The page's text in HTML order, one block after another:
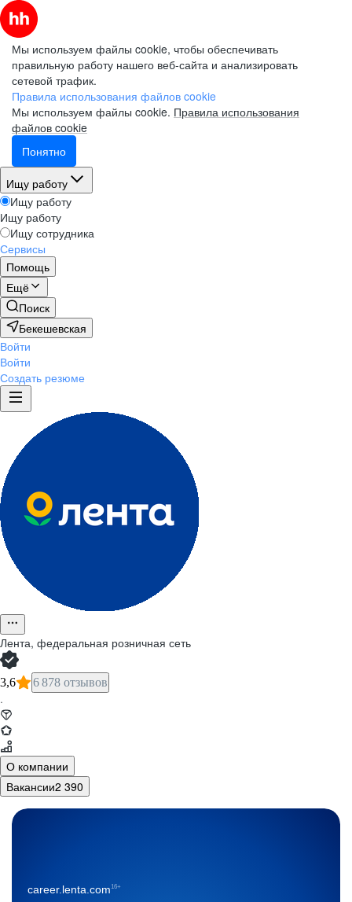
Мы используем файлы cookie, чтобы обеспечивать
правильную работу нашего веб-сайта и анализировать
сетевой трафик.
Правила использования файлов cookie
Мы используем файлы cookie. Правила использования
файлов cookie
Понятно
Ищу работу
Ищу работу
Ищу работу
Ищу сотрудника
Сервисы
Помощь
Ещё
Поиск
Бекешевская
Войти
Войти
Создать резюме
Лента, федеральная розничная сеть
3,6 6 878 отзывов
·
О компании
Вакансии2 390
career.lenta.com16+